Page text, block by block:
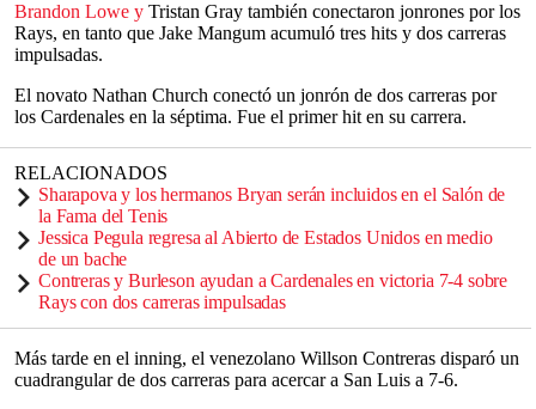
Brandon Lowe y Tristan Gray también conectaron jonrones por los
Rays, en tanto que Jake Mangum acumuló tres hits y dos carreras
impulsadas.
El novato Nathan Church conectó un jonrón de dos carreras por
los Cardenales en la séptima. Fue el primer hit en su carrera.
RELACIONADOS
Sharapova y los hermanos Bryan serán incluidos en el Salón de
la Fama del Tenis
Jessica Pegula regresa al Abierto de Estados Unidos en medio
de un bache
Contreras y Burleson ayudan a Cardenales en victoria 7-4 sobre
Rays con dos carreras impulsadas
Más tarde en el inning, el venezolano Willson Contreras disparó un
cuadrangular de dos carreras para acercar a San Luis a 7-6.